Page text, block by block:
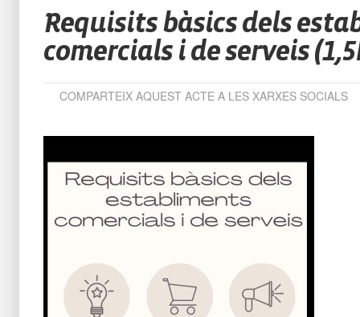
Requisits bàsics dels
comercials i de serveis
COMPARTEIX AQUEST ACTE A LES XARXES SOCIALS